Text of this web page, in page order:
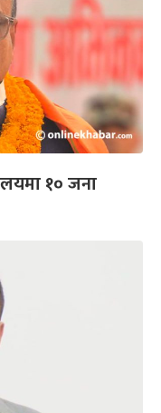
१० जना